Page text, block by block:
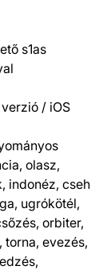
s1as
/ iOS
olasz,
indonéz, cseh
ugrókötél,
orbiter,
evezés,